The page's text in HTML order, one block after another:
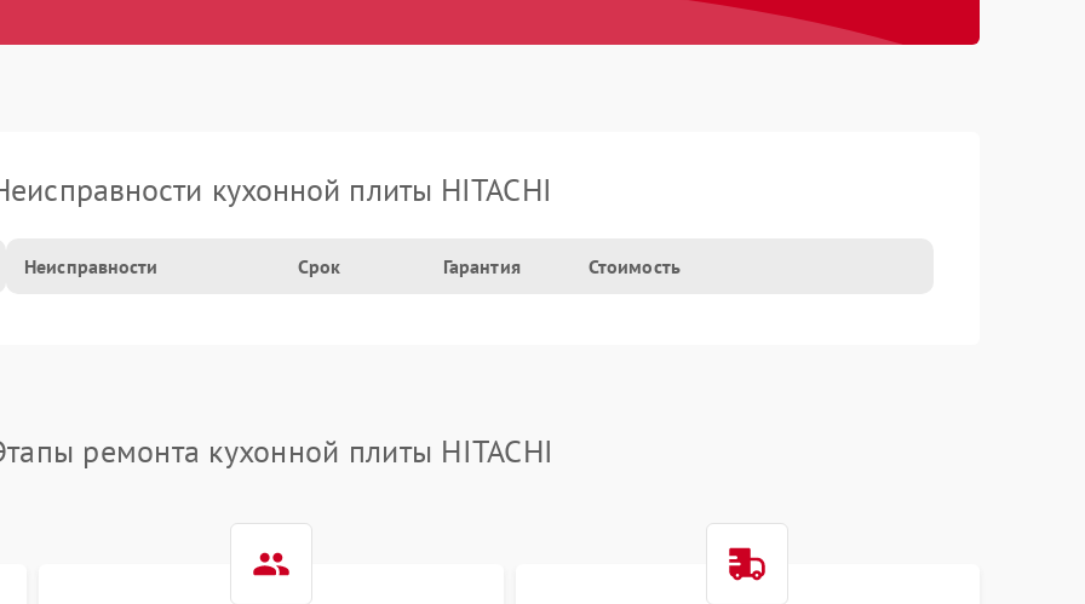
кухонной плиты HITACHI
Неисправности Срок Гарантия Стоимость
ремонта кухонной плиты HITACHI